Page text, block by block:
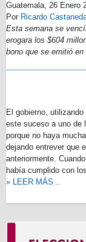
Guatemala, 26 Enero
Por Ricardo
Esta semana se
erogara los $604
bono que se emitió
El gobierno,
este suceso a uno
porque no haya
dejando entrever que
anteriormente.
había cumplido con
» LEER MÁS...